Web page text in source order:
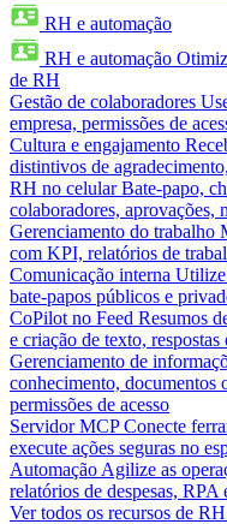
RH e automação
RH e automação
de RH
Gestão de colaboradores
empresa, permissões de
Cultura e engajamento
distintivos de
RH no celular Bate-papo,
colaboradores, aprovações,
Gerenciamento do trabalho
com KPI, relatórios de
Comunicação interna Utilize
bate-papos públicos e
CoPilot no Feed Resumos
e criação de texto,
Gerenciamento de
conhecimento, documentos
permissões de acesso
Servidor MCP Conecte
execute ações seguras no
Automação Agilize as
relatórios de despesas,
Ver todos os recursos de